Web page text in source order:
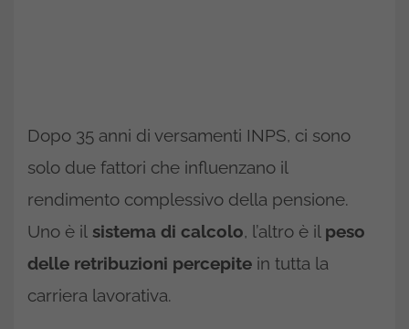
Dopo 35 anni di versamenti INPS, ci sono
solo due fattori che influenzano il
rendimento complessivo della pensione.
Uno è il sistema di calcolo, l’altro è il peso
delle retribuzioni percepite in tutta la
carriera lavorativa.